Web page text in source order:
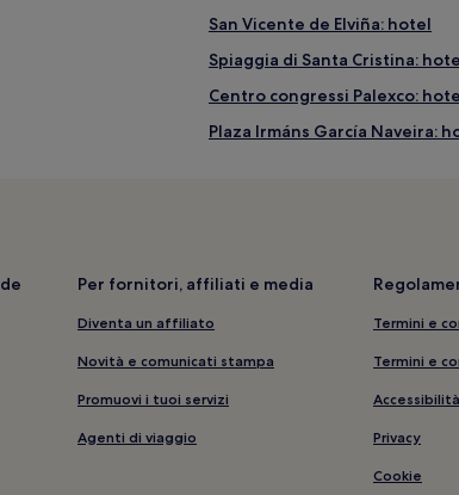
San Vicente de Elviña: hotel
Spiaggia di Santa Cristina:
Centro congressi Palexco:
Plaza Irmáns García Naveira:
A Coruña: hotel
Castello di Santa Cruz: hotel
Per fornitori, affiliati e media
Diventa un affiliato
Novità e comunicati stampa
Promuovi i tuoi servizi
Agenti di viaggio
Termini e
Termini e
Accessibilità
Privacy
Cookie